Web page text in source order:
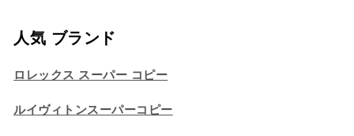
人気 ブランド
ロレックス スーパー コピー
ルイヴィトンスーパーコピー